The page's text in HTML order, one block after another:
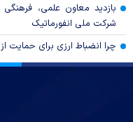
بازدید معاون علمی،
شرکت ملی انفورماتیک
چرا انضباط ارزی برای حمایت